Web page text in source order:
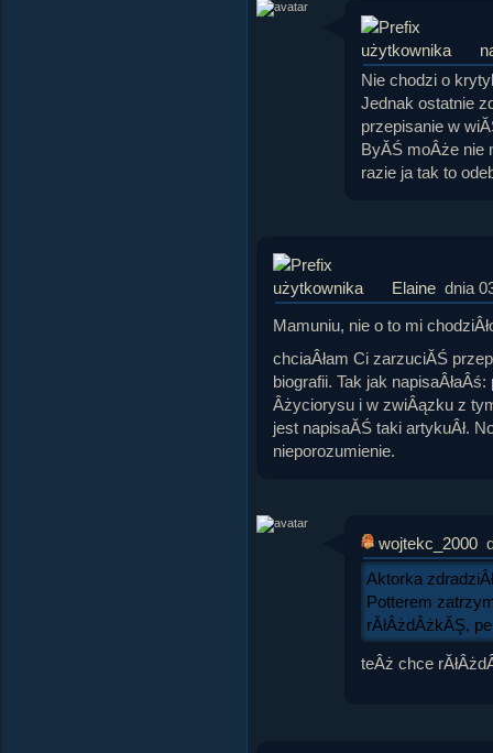
Nie chodzi o
Jednak ostatnie
przepisanie w
ByĂŚ moÂże nie
razie ja tak to
Elaine dnia
Mamuniu, nie o to mi
chciaÂłam Ci zarzuciĂŚ
biografii. Tak jak
Âżyciorysu i w zwiÂązku z
jest napisaĂŚ taki artykuÂł.
nieporozumienie.
wojtekc_2000
Aktorka
Potterem
rĂłÂżdÂżkĂŞ,
teÂż chce